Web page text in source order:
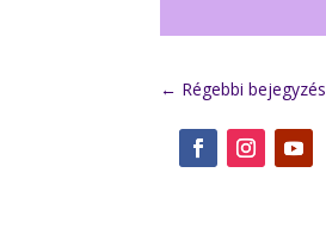
← Régebbi bejegyzés